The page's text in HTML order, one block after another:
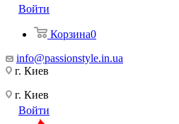
Войти
Корзина0
info@passionstyle.in.ua
г. Киев
г. Киев
Войти